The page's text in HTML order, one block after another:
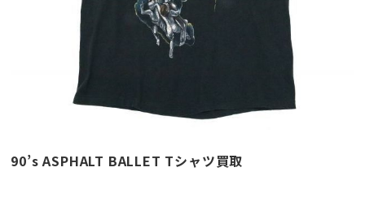
90’s ASPHALT BALLET Tシャツ買取